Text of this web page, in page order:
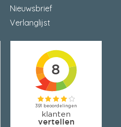
Nieuwsbrief
Verlanglijst